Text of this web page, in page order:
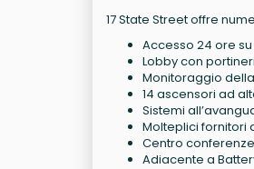
17 State Street offre
Accesso 24 ore su
Lobby con
Monitoraggio
14 ascensori ad
Sistemi
Molteplici fornitori
Centro
Adiacente a